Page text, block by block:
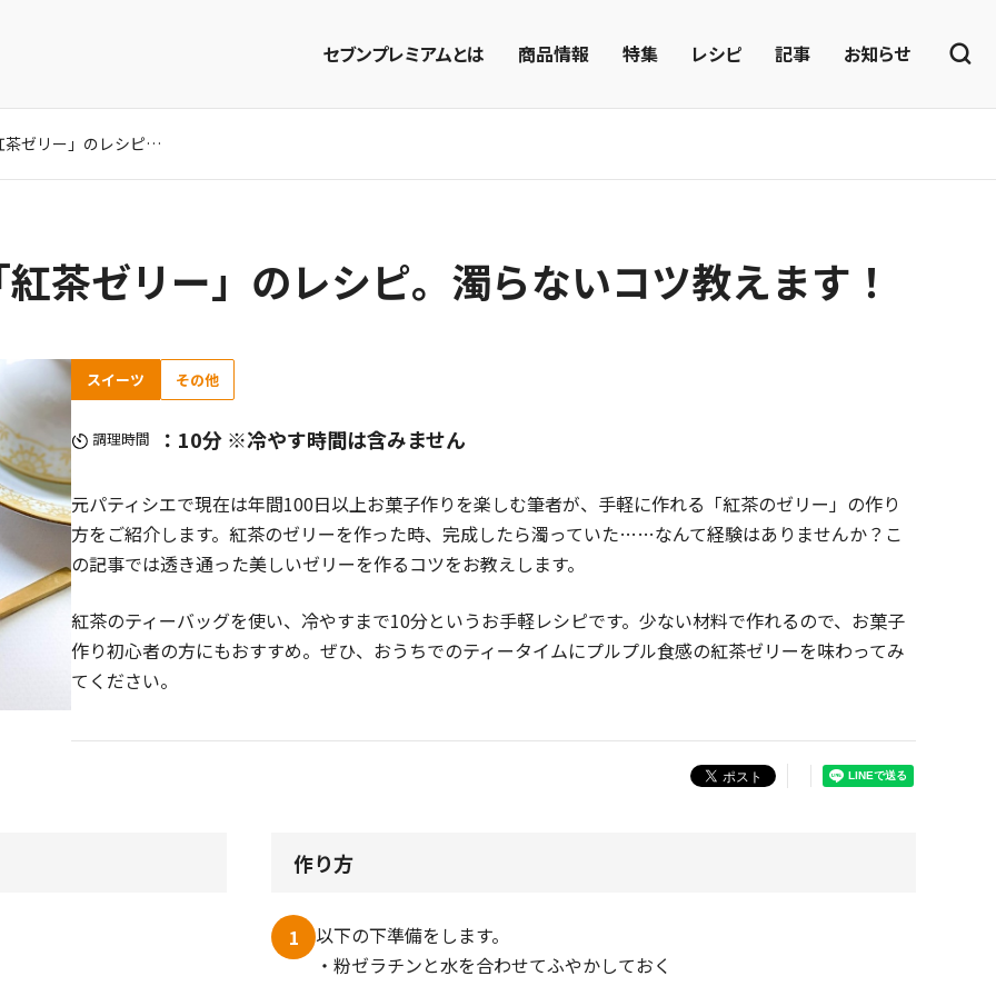
セブンプレミアムとは 商品情報 特集 レシピ 記事 お知らせ
元パティシエ直伝「紅茶ゼリー」のレシピ。濁らないコツ教えます！
茶ゼリー」のレシピ。濁らないコツ教えます！
スイーツ その他
調理時間 ：10分 ※冷やす時間は含みません
元パティシエで現在は年間100日以上お菓子作りを楽しむ筆者が、手軽に作れる「紅茶のゼリー」の作り
方をご紹介します。紅茶のゼリーを作った時、完成したら濁っていた……なんて経験はありませんか？こ
の記事では透き通った美しいゼリーを作るコツをお教えします。
紅茶のティーバッグを使い、冷やすまで10分というお手軽レシピです。少ない材料で作れるので、お菓子
作り初心者の方にもおすすめ。ぜひ、おうちでのティータイムにプルプル食感の紅茶ゼリーを味わってみ
てください。
作り方
1
以下の下準備をします。
・粉ゼラチンと水を合わせてふやかしておく